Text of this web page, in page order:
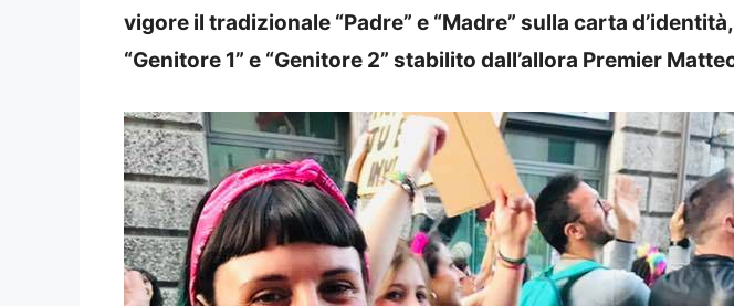
vigore il tradizionale “Padre” e “Madre” sulla carta
“Genitore 1” e “Genitore 2” stabilito dall’allora Premier